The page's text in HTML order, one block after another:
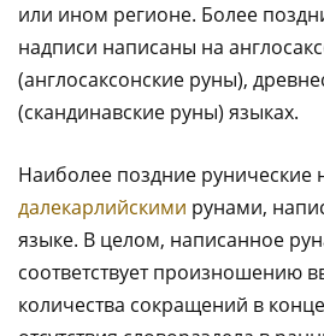
или ином регионе. Более
надписи написаны на
(англосаксонские руны),
(скандинавские руны) языках.
Наиболее поздние рунические
далекарлийскими рунами,
языке. В целом, написанное
соответствует произношению
количества сокращений в